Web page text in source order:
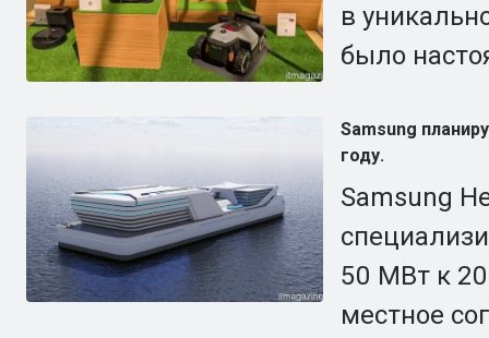
в
было
Samsung
году.
Samsung
50 МВт к
местное